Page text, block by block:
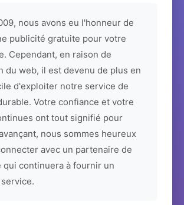
nous avons eu l'honneur de
publicité gratuite pour votre
Cependant, en raison de
du web, il est devenu de plus en
d'exploiter notre service de
Votre confiance et votre
ont tout signifié pour
nous sommes heureux
avec un partenaire de
qui continuera à fournir un